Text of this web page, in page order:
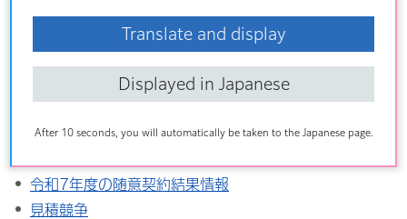
Translate and display
Displayed in Japanese
After 10 seconds, you will automatically be taken to the Japanese page.
こちらの記事も読まれています
随意契約結果情報
令和7年度の随意契約結果情報
見積競争